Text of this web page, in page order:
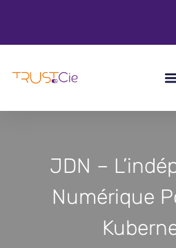
JDN –
Numérique